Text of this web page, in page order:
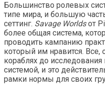
Большинство ролевых
типе мира, и большую
сеттинг. Savage Worldsот
более общая система,
проводить кампанию
который им нравится. Все,
кораблях до
системой, и это
рамки нормы для своих